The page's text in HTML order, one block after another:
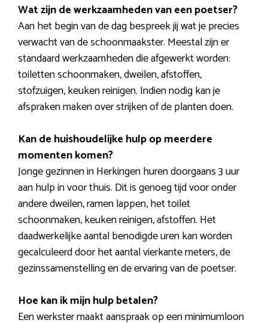
Wat zijn de werkzaamheden van een poetser?
Aan het begin van de dag bespreek jij wat je precies
verwacht van de schoonmaakster. Meestal zijn er
standaard werkzaamheden die afgewerkt worden:
toiletten schoonmaken, dweilen, afstoffen,
stofzuigen, keuken reinigen. Indien nodig kan je
afspraken maken over strijken of de planten doen.
Kan de huishoudelijke hulp op meerdere
momenten komen?
Jonge gezinnen in Herkingen huren doorgaans 3 uur
aan hulp in voor thuis. Dit is genoeg tijd voor onder
andere dweilen, ramen lappen, het toilet
schoonmaken, keuken reinigen, afstoffen. Het
daadwerkelijke aantal benodigde uren kan worden
gecalculeerd door het aantal vierkante meters, de
gezinssamenstelling en de ervaring van de poetser.
Hoe kan ik mijn hulp betalen?
Een werkster maakt aanspraak op een minimumloon